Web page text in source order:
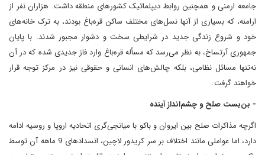
جامعه ارمنی و همچنین روابط دیپلماتیک کشورهای منطقه داشت. هزاران نفر از
ارامنه، که بسیاری از آنها نسل‌های مختلف ساکن قره‌باغ بودند، به ترک خانه‌های
خود و شروع زندگی جدید در شرایطی سخت و دشوار مجبور شدند. با پایان
جمهوری آرتساخ، به نظر می‌رسد که مسأله قره‌باغ وارد فاز جدیدی شده که در آن
نه‌تنها مسائل نظامی، بلکه چالش‌های انسانی و حقوقی نیز در مرکز توجه قرار
خواهند گرفت.
- بن‌بست صلح و چشم‌انداز آینده
اگرچه مذاکرات صلح بین ایروان و باکو با میانجی‌گری اتحادیه اروپا و روسیه ادامه
دارد، اما عواملی مانند اختلاف بر سر کریدور لاچین، انسدادهای 9 ماهه آن توسط